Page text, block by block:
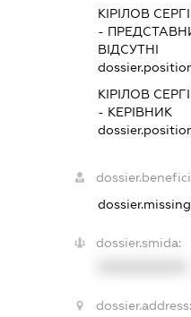
КІРІЛОВ
-
ВІДСУТНІ
КІРІЛОВ
- КЕРІВНИК
dossier.smida:
dossier.address: